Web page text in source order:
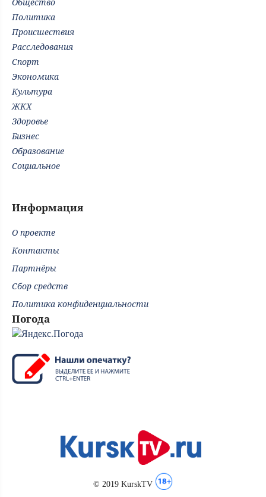
Общество
Политика
Происшествия
Расследования
Спорт
Экономика
Культура
ЖКХ
Здоровье
Бизнес
Образование
Социальное
Информация
О проекте
Контакты
Партнёры
Сбор средств
Политика конфиденциальности
Погода
© 2019 KurskTV